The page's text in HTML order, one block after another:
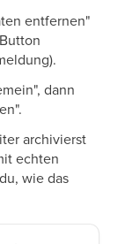
entfernen"
dann
archivierst
echten
wie das